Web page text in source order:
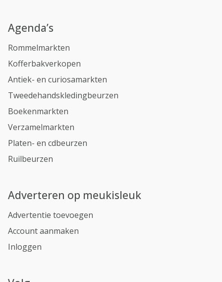
Agenda’s
Rommelmarkten
Kofferbakverkopen
Antiek- en curiosamarkten
Tweedehandskledingbeurzen
Boekenmarkten
Verzamelmarkten
Platen- en cdbeurzen
Ruilbeurzen
Adverteren op meukisleuk
Advertentie toevoegen
Account aanmaken
Inloggen